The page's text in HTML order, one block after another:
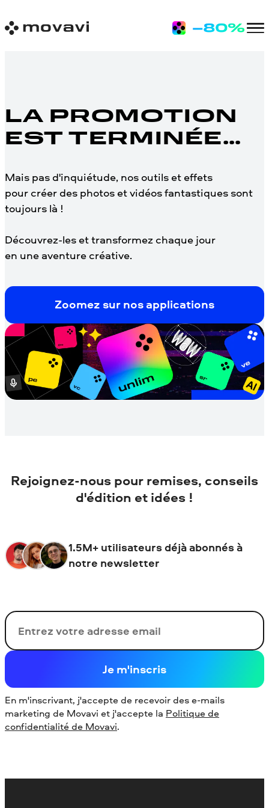
LA PROMOTION
EST TERMINÉE…
Mais pas d'inquiétude, nos outils et effets
pour créer des photos et vidéos fantastiques sont
toujours là !
Découvrez-les et transformez chaque jour
en une aventure créative.
Zoomez sur nos applications
Rejoignez-nous pour remises, conseils
d'édition et idées !
1.5M+ utilisateurs déjà abonnés à
notre newsletter
Votre adresse de messagerie
Je m'inscris
En m'inscrivant, j'accepte de recevoir des e-mails
marketing de Movavi et j'accepte la Politique de
confidentialité de Movavi.